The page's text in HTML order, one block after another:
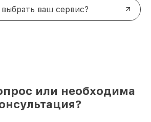
ваш сервис?
или необходима